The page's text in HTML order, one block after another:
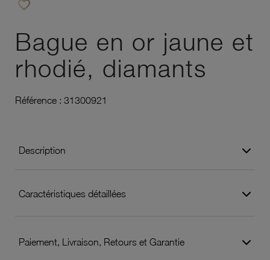
favorite_border
Bague en or jaune et
rhodié, diamants
Référence : 31300921
Description
Caractéristiques détaillées
Paiement, Livraison, Retours et Garantie